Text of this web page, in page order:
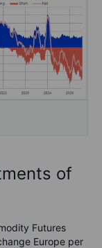
of
Futures
Europe per